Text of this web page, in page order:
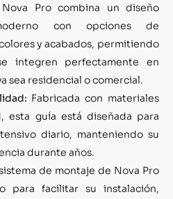
Nova Pro combina un diseño
con opciones de
y acabados, permitiendo
integren perfectamente en
sea residencial o comercial.
Fabricada con materiales
esta guía está diseñada para
diario, manteniendo su
durante años.
de montaje de Nova Pro
para facilitar su instalación,